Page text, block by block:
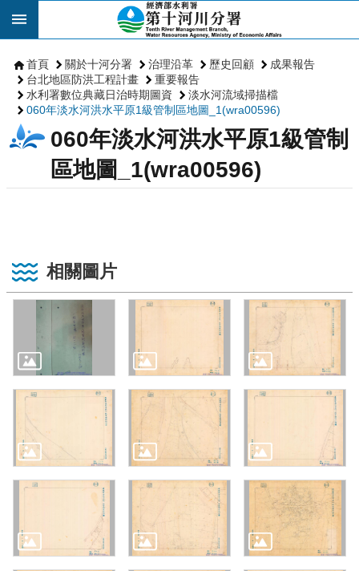
跳到主要內容區塊
首頁 關於十河分署 治理沿革 歷史回顧
成果報告
台北地區防洪工程計畫
重要報告
水利署數位典藏日治時期圖資
淡水河流域掃描檔
060年淡水河洪水平原1級管制區地圖_1(wra00596)
060年淡水河洪水平原1級管制
區地圖_1(wra00596)
相關圖片